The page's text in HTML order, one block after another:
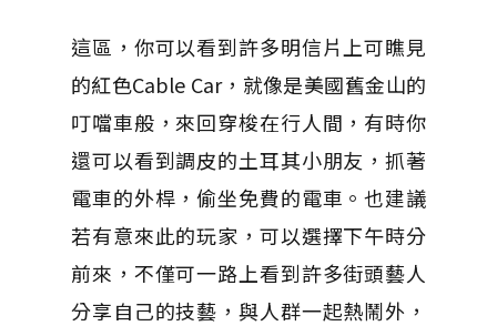
這區，你可以看到許多明信片上可瞧見
的紅色Cable Car，就像是美國舊金山的
叮噹車般，來回穿梭在行人間，有時你
還可以看到調皮的土耳其小朋友，抓著
電車的外桿，偷坐免費的電車。也建議
若有意來此的玩家，可以選擇下午時分
前來，不僅可一路上看到許多街頭藝人
分享自己的技藝，與人群一起熱鬧外，